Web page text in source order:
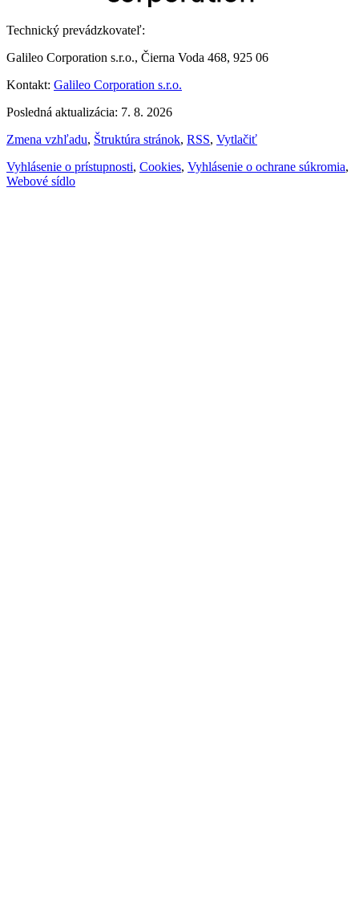
Technický prevádzkovateľ:
Galileo Corporation s.r.o., Čierna Voda 468, 925 06
Kontakt: Galileo Corporation s.r.o.
Posledná aktualizácia: 7. 8. 2026
Zmena vzhľadu, Štruktúra stránok, RSS, Vytlačiť
Vyhlásenie o prístupnosti, Cookies, Vyhlásenie o ochrane súkromia,
Webové sídlo